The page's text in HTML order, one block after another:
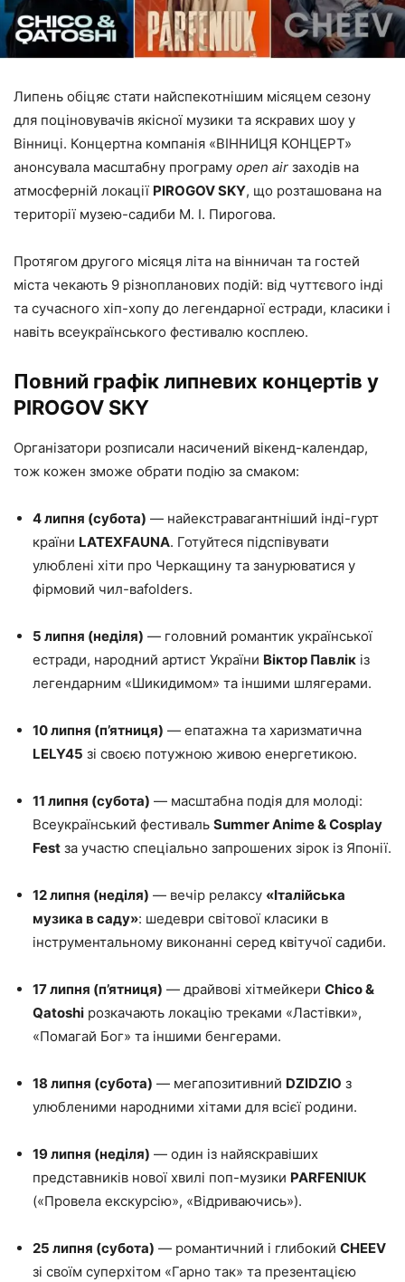
Липень обіцяє стати найспекотнішим місяцем сезону
для поціновувачів якісної музики та яскравих шоу у
Вінниці. Концертна компанія «ВІННИЦЯ КОНЦЕРТ»
анонсувала масштабну програму open air заходів на
атмосферній локації PIROGOV SKY, що розташована на
території музею-садиби М. І. Пирогова.
Протягом другого місяця літа на вінничан та гостей
міста чекають 9 різнопланових подій: від чуттєвого інді
та сучасного хіп-хопу до легендарної естради, класики і
навіть всеукраїнського фестивалю косплею.
Повний графік липневих концертів у
PIROGOV SKY
Організатори розписали насичений вікенд-календар,
тож кожен зможе обрати подію за смаком:
4 липня (субота) — найекстравагантніший інді-гурт
країни LATEXFAUNA. Готуйтеся підспівувати
улюблені хіти про Черкащину та занурюватися у
фірмовий чил-ваfolders.
5 липня (неділя) — головний романтик української
естради, народний артист України Віктор Павлік із
легендарним «Шикидимом» та іншими шлягерами.
10 липня (п’ятниця) — епатажна та харизматична
LELY45 зі своєю потужною живою енергетикою.
11 липня (субота) — масштабна подія для молоді:
Всеукраїнський фестиваль Summer Anime & Cosplay
Fest за участю спеціально запрошених зірок із Японії.
12 липня (неділя) — вечір релаксу «Італійська
музика в саду»: шедеври світової класики в
інструментальному виконанні серед квітучої садиби.
17 липня (п’ятниця) — драйвові хітмейкери Chico &
Qatoshi розкачають локацію треками «Ластівки»,
«Помагай Бог» та іншими бенгерами.
18 липня (субота) — мегапозитивний DZIDZIO з
улюбленими народними хітами для всієї родини.
19 липня (неділя) — один із найяскравіших
представників нової хвилі поп-музики PARFENIUK
(«Провела екскурсію», «Відриваючись»).
25 липня (субота) — романтичний і глибокий CHEEV
зі своїм суперхітом «Гарно так» та презентацією